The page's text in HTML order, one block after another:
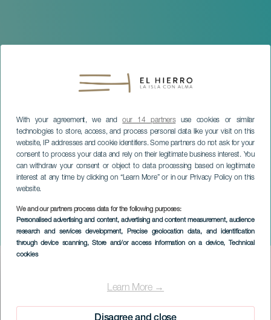
With your agreement, we andour 14 partnersuse cookies or similar
technologies to store, access, and process personal data like your visit on this
website, IP addresses and cookie identifiers. Some partners do not ask for your
consent to process your data and rely on their legitimate business interest. You
can withdraw your consent or object to data processing based on legitimate
interest at any time by clicking on “Learn More” or in our Privacy Policy on this
website.
We and our partners process data for the following purposes:
Personalised advertising and content, advertising and content measurement, audience
research and services development, Precise geolocation data, and identification
through device scanning, Store and/or access information on a device, Technical
cookies
Learn More →
Workshop med Arkano
EL HIERRO